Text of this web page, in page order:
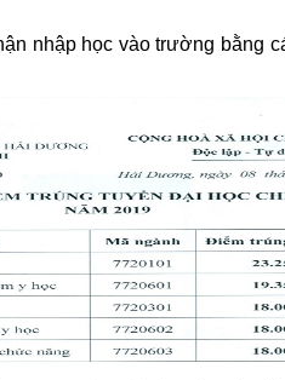
nhập học vào trường bằng